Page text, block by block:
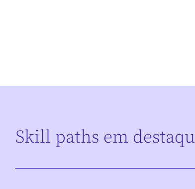
Skill paths em